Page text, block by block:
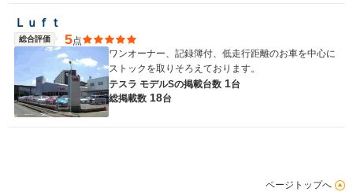
Ｌｕｆｔ
総合評価 5点
ワンオーナー、記録簿付、低走行距離のお車を中心に
ストックを取りそろえております。
テスラ モデルSの掲載台数 1台
総掲載数 18台
ページトップへ